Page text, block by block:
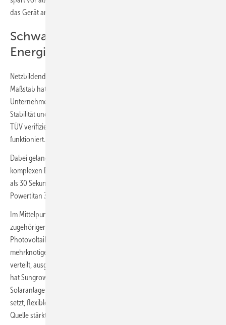
das Gerät angeschlossen werden können.
Schwarzstart komplexer
Energiesysteme
Netzbildende Photovoltaik und Speichertechnologie im größeren
Maßstab hat Sungrow (B6.110) entwickelt. Dabei deckt das
Unternehmen die weltweit wachsenden Anforderungen an die
Stabilität und Steuerbarkeit der Stromnetze ab. In verschiedenen vom
TÜV verifizierten Szenarien hat Sungrow schon gezeigt, dass das
funktioniert.
Dabei gelang unter anderem ein erfolgreicher Schwarzstart eines
komplexen Energiesystems mit 30 Megawatt innerhalb von weniger
als 30 Sekunden. Die Energie kommt dabei aus dem neuen Speicher
Powertitan 3.0, der ebenfalls netzstützende Funktionen mitbringt.
Im Mittelpunkt der Lösung steht dabei die neue Powermatrix mit dem
zugehörigen Matrix-Wechselrichter. Das System verbindet
Photovoltaik, Speicher und Verbraucher zu einem einheitlichen,
mehrknotigen Energienetzwerk, in dem Energie in Echtzeit dynamisch
verteilt, ausgeglichen und optimiert wird. Um dies möglich zu machen,
hat Sungrow eine sogenannte Multiport-Topologie entwickelt, die
Solaranlagen und Speicher nativ einbindet, auf dezentrale Steuerung
setzt, flexible Energiepfade erlaubt und die Netzbildung direkt an der
Quelle stärkt.